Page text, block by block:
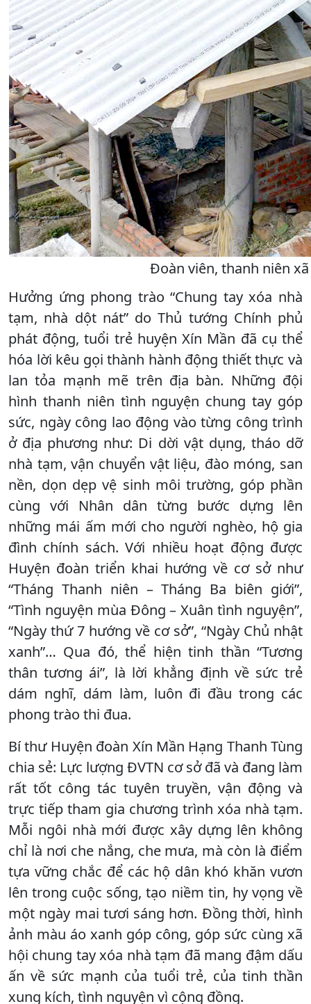
Đoàn viên, thanh niên
Hưởng ứng phong trào “Chung tay xóa nhà
tạm, nhà dột nát” do Thủ tướng Chính phủ
phát động, tuổi trẻ huyện Xín Mần đã cụ thể
hóa lời kêu gọi thành hành động thiết thực và
lan tỏa mạnh mẽ trên địa bàn. Những đội
hình thanh niên tình nguyện chung tay góp
sức, ngày công lao động vào từng công trình
ở địa phương như: Di dời vật dụng, tháo dỡ
nhà tạm, vận chuyển vật liệu, đào móng, san
nền, dọn dẹp vệ sinh môi trường, góp phần
cùng với Nhân dân từng bước dựng lên
những mái ấm mới cho người nghèo, hộ gia
đình chính sách. Với nhiều hoạt động được
Huyện đoàn triển khai hướng về cơ sở như
“Tháng Thanh niên – Tháng Ba biên giới”,
“Tình nguyện mùa Đông – Xuân tình nguyện”,
“Ngày thứ 7 hướng về cơ sở”, “Ngày Chủ nhật
xanh”… Qua đó, thể hiện tinh thần “Tương
thân tương ái”, là lời khẳng định về sức trẻ
dám nghĩ, dám làm, luôn đi đầu trong các
phong trào thi đua.
Bí thư Huyện đoàn Xín Mần Hạng Thanh Tùng
chia sẻ: Lực lượng ĐVTN cơ sở đã và đang làm
rất tốt công tác tuyên truyền, vận động và
trực tiếp tham gia chương trình xóa nhà tạm.
Mỗi ngôi nhà mới được xây dựng lên không
chỉ là nơi che nắng, che mưa, mà còn là điểm
tựa vững chắc để các hộ dân khó khăn vươn
lên trong cuộc sống, tạo niềm tin, hy vọng về
một ngày mai tươi sáng hơn. Đồng thời, hình
ảnh màu áo xanh góp công, góp sức cùng xã
hội chung tay xóa nhà tạm đã mang đậm dấu
ấn về sức mạnh của tuổi trẻ, của tinh thần
xung kích, tình nguyện vì cộng đồng.